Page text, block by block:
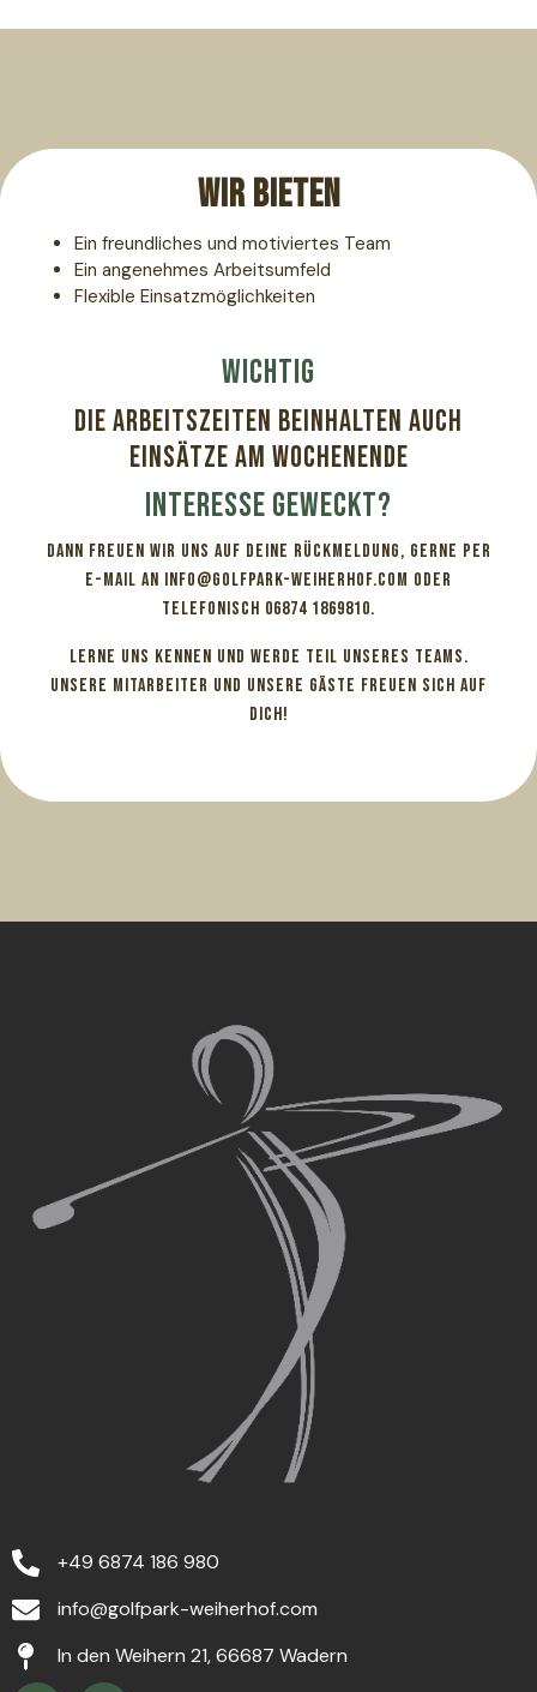
Wir bieten
Ein freundliches und motiviertes Team
Ein angenehmes Arbeitsumfeld
Flexible Einsatzmöglichkeiten
WICHTIG
Die Arbeitszeiten beinhalten auch
Einsätze am Wochenende
Interesse geweckt?
Dann freuen wir uns auf deine Rückmeldung, gerne per
E-Mail an info@golfpark-weiherhof.com oder
telefonisch 06874 1869810.
Lerne uns kennen und werde Teil unseres Teams.
Unsere Mitarbeiter und unsere Gäste freuen sich auf
dich!
+49 6874 186 980
info@golfpark-weiherhof.com
In den Weihern 21, 66687 Wadern